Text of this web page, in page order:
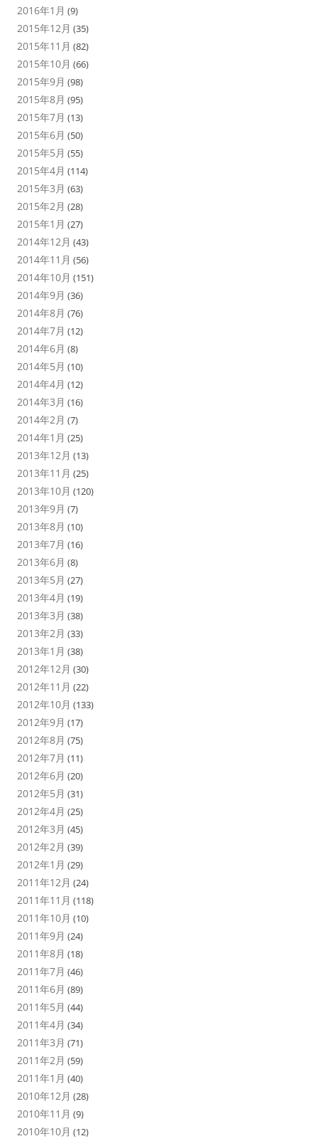
2016年1月 (9)
2015年12月 (35)
2015年11月 (82)
2015年10月 (66)
2015年9月 (98)
2015年8月 (95)
2015年7月 (13)
2015年6月 (50)
2015年5月 (55)
2015年4月 (114)
2015年3月 (63)
2015年2月 (28)
2015年1月 (27)
2014年12月 (43)
2014年11月 (56)
2014年10月 (151)
2014年9月 (36)
2014年8月 (76)
2014年7月 (12)
2014年6月 (8)
2014年5月 (10)
2014年4月 (12)
2014年3月 (16)
2014年2月 (7)
2014年1月 (25)
2013年12月 (13)
2013年11月 (25)
2013年10月 (120)
2013年9月 (7)
2013年8月 (10)
2013年7月 (16)
2013年6月 (8)
2013年5月 (27)
2013年4月 (19)
2013年3月 (38)
2013年2月 (33)
2013年1月 (38)
2012年12月 (30)
2012年11月 (22)
2012年10月 (133)
2012年9月 (17)
2012年8月 (75)
2012年7月 (11)
2012年6月 (20)
2012年5月 (31)
2012年4月 (25)
2012年3月 (45)
2012年2月 (39)
2012年1月 (29)
2011年12月 (24)
2011年11月 (118)
2011年10月 (10)
2011年9月 (24)
2011年8月 (18)
2011年7月 (46)
2011年6月 (89)
2011年5月 (44)
2011年4月 (34)
2011年3月 (71)
2011年2月 (59)
2011年1月 (40)
2010年12月 (28)
2010年11月 (9)
2010年10月 (12)